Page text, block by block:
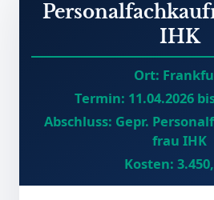
IHK
Ort:
Termin: 11.04.2026
Abschluss: Gepr.
frau IHK
Kosten: